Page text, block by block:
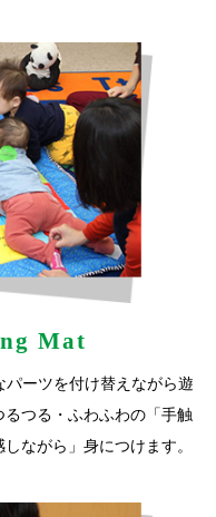
Mat
ーツを付け替えながら遊
つる・ふわふわの「手触
ながら」身につけます。